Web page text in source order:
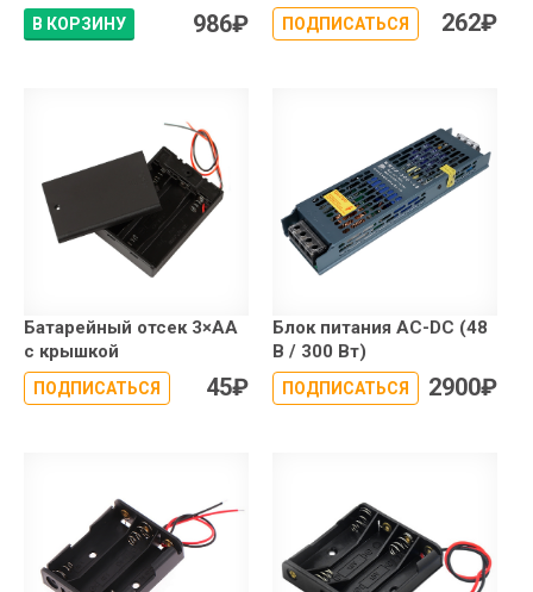
В КОРЗИНУ 986₽ ПОДПИСАТЬСЯ 262₽
Батарейный отсек 3×АA
с крышкой
ПОДПИСАТЬСЯ 45₽
Блок питания AC-DC (48
В / 300 Вт)
ПОДПИСАТЬСЯ 2900₽